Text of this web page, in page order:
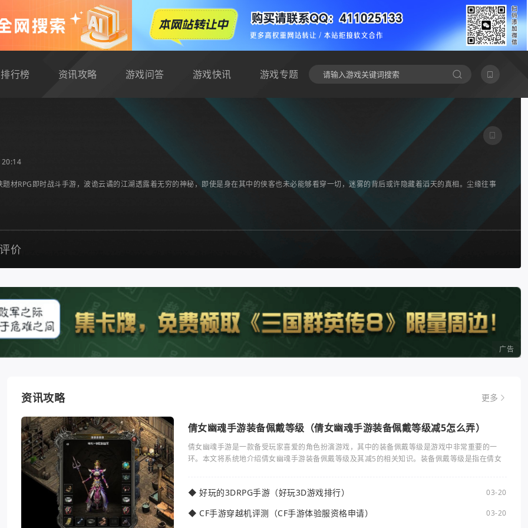
排行榜 资讯攻略 游戏问答 游戏快讯 游戏专题
20:14
材RPG即时战斗手游，波诡云谲的江湖透露着无穷的神秘，即使是身在其中的侠客也未必能够看穿一切，迷雾的背后或许隐藏着滔天的真相。尘缘往事
价
广告
资讯攻略 更多
倩女幽魂手游装备佩戴等级（倩女幽魂手游装备佩戴等级减5怎么弄）
倩女幽魂手游是一款备受玩家喜爱的角色扮演游戏，其中的装备佩戴等级是游戏中非常重要的一
环。本文将系统地介绍倩女幽魂手游装备佩戴等级及其减5的相关知识。装备佩戴等级是指在倩女
◆ 好玩的3DRPG手游（好玩3D游戏排行） 03-20
◆ CF手游穿越机评测（CF手游体验服资格申请） 03-20